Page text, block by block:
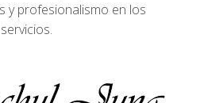
y profesionalismo en los
servicios.